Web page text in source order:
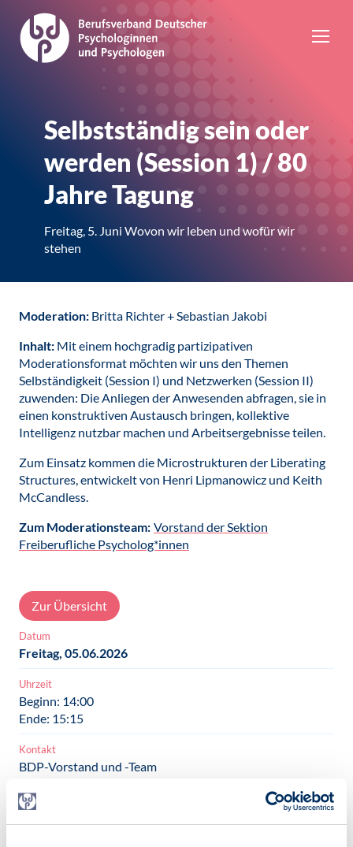
Selbstständig sein oder
werden (Session 1) / 80
Jahre Tagung
Freitag, 5. Juni Wovon wir leben und wofür wir
stehen
Moderation: Britta Richter + Sebastian Jakobi
Inhalt: Mit einem hochgradig partizipativen
Moderationsformat möchten wir uns den Themen
Selbständigkeit (Session I) und Netzwerken (Session II)
zuwenden: Die Anliegen der Anwesenden abfragen, sie in
einen konstruktiven Austausch bringen, kollektive
Intelligenz nutzbar machen und Arbeitsergebnisse teilen.
Zum Einsatz kommen die Microstrukturen der Liberating
Structures, entwickelt von Henri Lipmanowicz und Keith
McCandless.
Zum Moderationsteam: Vorstand der Sektion
Freiberufliche Psycholog*innen
Zur Übersicht
Datum
Freitag, 05.06.2026
Uhrzeit
Beginn: 14:00
Ende: 15:15
Kontakt
BDP-Vorstand und -Team